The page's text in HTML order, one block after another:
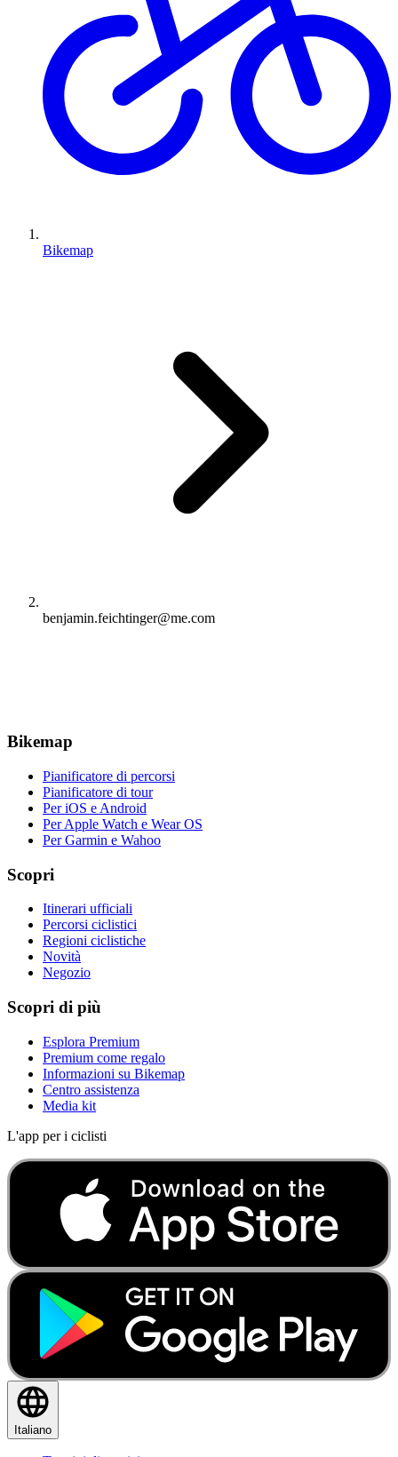
Bikemap
benjamin.feichtinger@me.com
Bikemap
Pianificatore di percorsi
Pianificatore di tour
Per iOS e Android
Per Apple Watch e Wear OS
Per Garmin e Wahoo
Scopri
Itinerari ufficiali
Percorsi ciclistici
Regioni ciclistiche
Novità
Negozio
Scopri di più
Esplora Premium
Premium come regalo
Informazioni su Bikemap
Centro assistenza
Media kit
L'app per i ciclisti
Italiano